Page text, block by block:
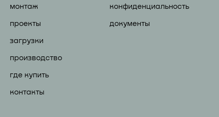
монтаж
проекты
загрузки
производство
где купить
контакты
конфиденциальность
документы